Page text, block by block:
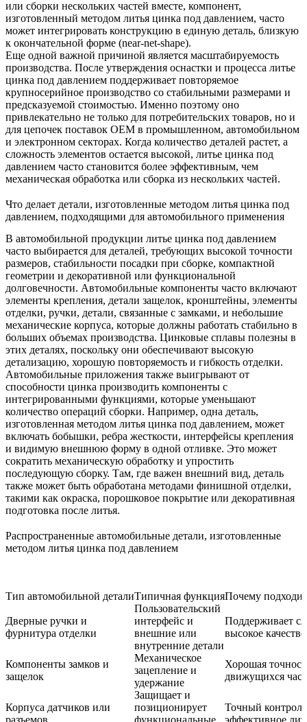
или сборки нескольких частей вместе, компонент,
изготовленный методом литья цинка под давлением, часто
может интегрировать конструкцию в единую деталь, близкую
к окончательной форме (near-net-shape).
Еще одной важной причиной является масштабируемость
производства. После утверждения оснастки и процесса литье
цинка под давлением поддерживает повторяемое
крупносерийное производство со стабильными размерами и
предсказуемой стоимостью. Именно поэтому оно
привлекательно не только для потребительских товаров, но и
для цепочек поставок OEM в промышленном, автомобильном
и электронном секторах. Когда количество деталей растет, а
сложность элементов остается высокой, литье цинка под
давлением часто становится более эффективным, чем
механическая обработка или сборка из нескольких частей.
Что делает детали, изготовленные методом литья цинка под
давлением, подходящими для автомобильного применения
В автомобильной продукции литье цинка под давлением
часто выбирается для деталей, требующих высокой точности
размеров, стабильности посадки при сборке, компактной
геометрии и декоративной или функциональной
долговечности. Автомобильные компоненты часто включают
элементы крепления, детали защелок, кронштейны, элементы
отделки, ручки, детали, связанные с замками, и небольшие
механические корпуса, которые должны работать стабильно в
больших объемах производства. Цинковые сплавы полезны в
этих деталях, поскольку они обеспечивают высокую
детализацию, хорошую повторяемость и гибкость отделки.
Автомобильные приложения также выигрывают от
способности цинка производить компоненты с
интегрированными функциями, которые уменьшают
количество операций сборки. Например, одна деталь,
изготовленная методом литья цинка под давлением, может
включать бобышки, ребра жесткости, интерфейсы крепления
и видимую внешнюю форму в одной отливке. Это может
сократить механическую обработку и упростить
последующую сборку. Там, где важен внешний вид, деталь
также может быть обработана методами финишной отделки,
такими как окраска, порошковое покрытие или декоративная
подготовка после литья.
Распространенные автомобильные детали, изготовленные
методом литья цинка под давлением
Тип автомобильной деталиТипичная функцияПочему
Дверные ручки и
фурнитура отделки
Пользовательский
интерфейс и
внешние или
внутренние детали
Поддерживает
высокое
Компоненты замков и
защелок
Механическое
зацепление и
удержание
Хорошая
движущихся
Корпуса датчиков или
Защищает и
позиционирует
Точный